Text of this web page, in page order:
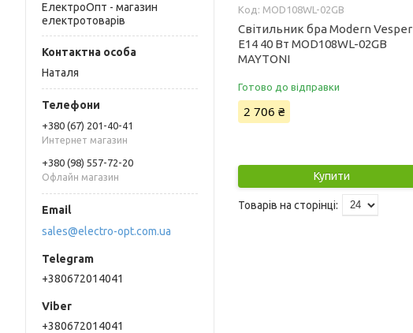
ЕлектроОпт - магазин
електротоварів
Наталя
+380 (67) 201-40-41
Интернет магазин
+380 (98) 557-72-20
Офлайн магазин
sales@electro-opt.com.ua
+380672014041
+380672014041
MOD108WL-02GB
Світильник бра Modern Vesper
E14 40 Вт MOD108WL-02GB
MAYTONI
Готово до відправки
2 706 ₴
Купити